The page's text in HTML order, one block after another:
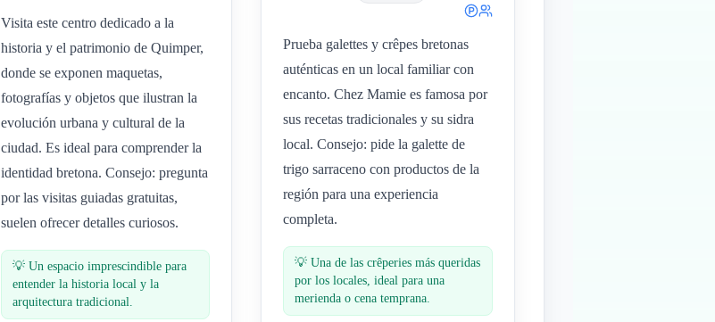
Visita este centro dedicado a la
historia y el patrimonio de Quimper,
donde se exponen maquetas,
fotografías y objetos que ilustran la
evolución urbana y cultural de la
ciudad. Es ideal para comprender la
identidad bretona. Consejo: pregunta
por las visitas guiadas gratuitas,
suelen ofrecer detalles curiosos.
💡Un espacio imprescindible para
entender la historia local y la
arquitectura tradicional.
Prueba galettes y crêpes bretonas
auténticas en un local familiar con
encanto. Chez Mamie es famosa por
sus recetas tradicionales y su sidra
local. Consejo: pide la galette de
trigo sarraceno con productos de la
región para una experiencia
completa.
💡Una de las crêperies más queridas
por los locales, ideal para una
merienda o cena temprana.